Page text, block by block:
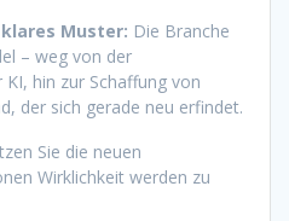
Muster: Die Branche
– weg von der
hin zur Schaffung von
der sich gerade neu erfindet.
Sie die neuen
Wirklichkeit werden zu